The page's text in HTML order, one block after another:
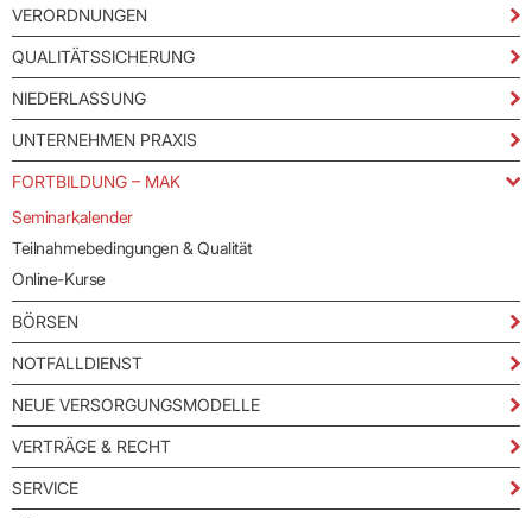
VERORDNUNGEN
QUALITÄTSSICHERUNG
NIEDERLASSUNG
UNTERNEHMEN PRAXIS
FORTBILDUNG – MAK
Seminarkalender
Teilnahmebedingungen & Qualität
Online-Kurse
BÖRSEN
NOTFALLDIENST
NEUE VERSORGUNGSMODELLE
VERTRÄGE & RECHT
SERVICE